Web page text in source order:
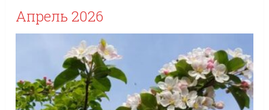
Апрель 2026